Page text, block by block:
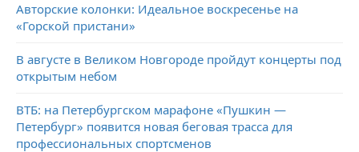
Авторские колонки: Идеальное воскресенье на
«Горской пристани»
В августе в Великом Новгороде пройдут концерты под
открытым небом
ВТБ: на Петербургском марафоне «Пушкин —
Петербург» появится новая беговая трасса для
профессиональных спортсменов